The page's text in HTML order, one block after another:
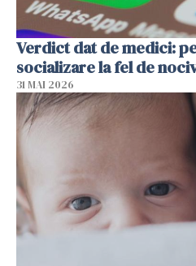
Verdict dat de medici:
socializare la fel de
31 MAI 2026